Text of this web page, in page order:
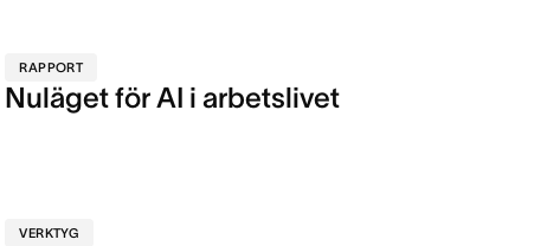
RAPPORT
Nuläget för AI i arbetslivet
VERKTYG